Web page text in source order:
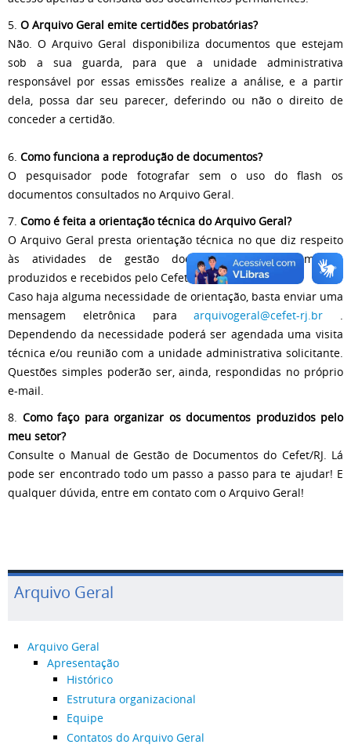
5. O Arquivo Geral emite certidões probatórias?
Não. O Arquivo Geral disponibiliza documentos que estejam
sob a sua guarda, para que a unidade administrativa
responsável por essas emissões realize a análise, e a partir
dela, possa dar seu parecer, deferindo ou não o direito de
conceder a certidão.
6. Como funciona a reprodução de documentos?
O pesquisador pode fotografar sem o uso do flash os
documentos consultados no Arquivo Geral.
7. Como é feita a orientação técnica do Arquivo Geral?
O Arquivo Geral presta orientação técnica no que diz respeito
às atividades de gestão documental dos documentos
produzidos e recebidos pelo Cefet/RJ.
Caso haja alguma necessidade de orientação, basta enviar uma
mensagem eletrônica paraarquivogeral@cefet-rj.br .
Dependendo da necessidade poderá ser agendada uma visita
técnica e/ou reunião com a unidade administrativa solicitante.
Questões simples poderão ser, ainda, respondidas no próprio
e-mail.
8. Como faço para organizar os documentos produzidos pelo
meu setor?
Consulte o Manual de Gestão de Documentos do Cefet/RJ. Lá
pode ser encontrado todo um passo a passo para te ajudar! E
qualquer dúvida, entre em contato com o Arquivo Geral!
Arquivo Geral
Arquivo Geral
Apresentação
Histórico
Estrutura organizacional
Equipe
Contatos do Arquivo Geral